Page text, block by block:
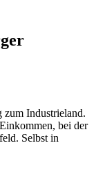
zum Industrieland.
bei der
Selbst in